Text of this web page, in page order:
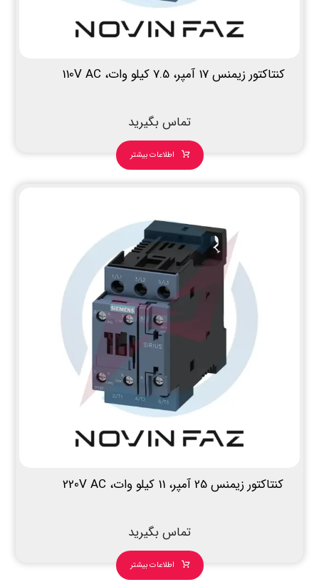
کنتاکتور زیمنس 17 آمپر، 7.5 کیلو وات، 110V AC
تماس بگیرید
اطلاعات بیشتر
کنتاکتور زیمنس 25 آمپر، 11 کیلو وات، 220V AC
تماس بگیرید
اطلاعات بیشتر